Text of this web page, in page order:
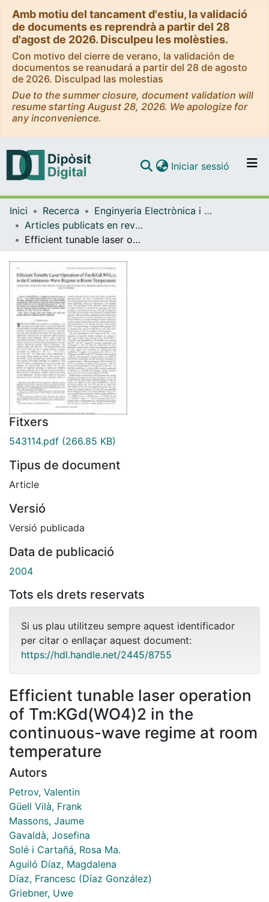
Amb motiu del tancament d'estiu, la validació
de documents es reprendrà a partir del 28
d'agost de 2026. Disculpeu les molèsties.
Con motivo del cierre de verano, la validación de
documentos se reanudará a partir del 28 de agosto
de 2026. Disculpad las molestias
Due to the summer closure, document validation will
resume starting August 28, 2026. We apologize for
any inconvenience.
Navega per tot el DD
Contacte
Iniciar sessió (current)
Inici Recerca
Enginyeria Electrònica i Biomèdica
Articles publicats en revistes (Enginyeria Electrònica i Biomèdica)
Efficient tunable laser operation of Tm:KGd(WO4)2 in the continuous-wave regime at room temperature
Fitxers
543114.pdf (266.85 KB)
Tipus de document
Article
Versió
Versió publicada
Data de publicació
2004
Tots els drets reservats
Si us plau utilitzeu sempre aquest identificador
per citar o enllaçar aquest document:
https://hdl.handle.net/2445/8755
Efficient tunable laser operation
of Tm:KGd(WO4)2 in the
continuous-wave regime at room
temperature
Autors
Petrov, Valentin
Güell Vilà, Frank
Massons, Jaume
Gavaldà, Josefina
Solé i Cartañá, Rosa Ma.
Aguiló Díaz, Magdalena
Díaz, Francesc (Díaz González)
Griebner, Uwe